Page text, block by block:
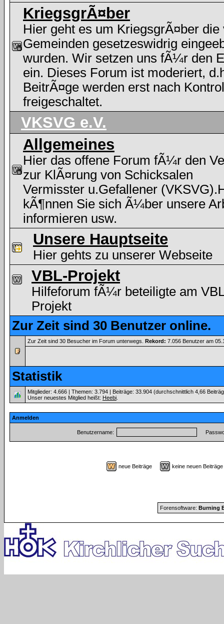
KriegsgrÃ¤ber
Hier geht es um KriegsgrÃ¤ber die
Gemeinden gesetzeswidrig
wurden. Wir setzen uns fÃ¼r den
ein. Dieses Forum ist moderiert,
BeitrÃ¤ge werden erst nach
freigeschaltet.
VKSVG e.V.
Allgemeines
Hier das offene Forum fÃ¼r den
zur KlÃ¤rung von Schicksalen
Vermisster u.Gefallener
kÃ¶nnen Sie sich Ã¼ber unsere
informieren usw.
Unsere Hauptseite
Hier gehts zu unserer Webseite
VBL-Projekt
Hilfeforum fÃ¼r beteiligte am
Projekt
Zur Zeit sind 30 Benutzer online.
Zur Zeit sind 30 Besucher im Forum unterwegs. Rekord: 7.056 Benutzer am
Statistik
Mitglieder: 4.666 | Themen: 3.794 | Beiträge: 33.904 (durchschnittlich 4,66
Unser neuestes Mitglied heißt: Heebi
Anmelden
Benutzername:
neue Beiträge keine neuen
Forensoftware: Burning